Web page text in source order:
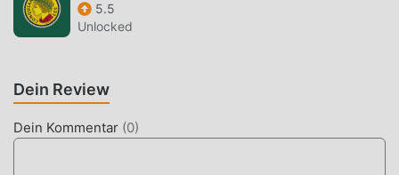
sicher, verfügbar und kostenlos zu installieren ist. Laden
Sie einfach den Moddroid-Client herunter, Sie können
Moddroid herunter und spiele!
EINZIGARTIGES GAMEPLAY
5.5
Unlocked
Dein Review
Dein Kommentar (0)